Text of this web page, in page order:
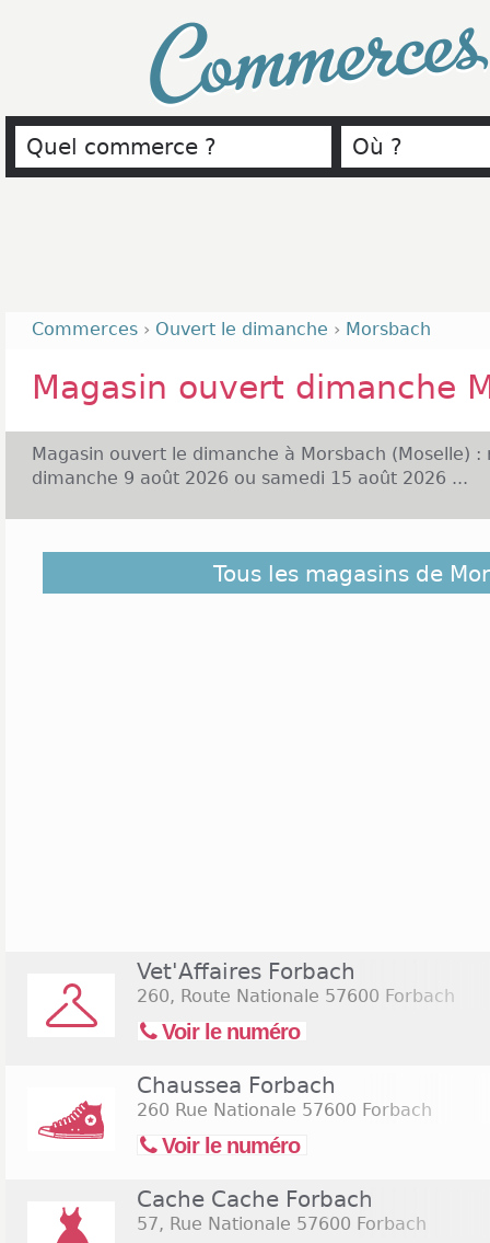
Commerces › Ouvert le dimanche › Morsbach
Magasin ouvert dimanche
Magasin ouvert le dimanche à Morsbach (Moselle) :
dimanche 9 août 2026 ou samedi 15 août 2026 ...
Découvrez dans la liste ci-dessous les magasins
et ceux situés à proximité. Ils sont classés du
Tous les magasins de
Vet'Affaires Forbach
260, Route Nationale 57600 Forbach
Voir le numéro
Chaussea Forbach
260 Rue Nationale 57600 Forbach
Voir le numéro
Cache Cache Forbach
57, Rue Nationale 57600 Forbach